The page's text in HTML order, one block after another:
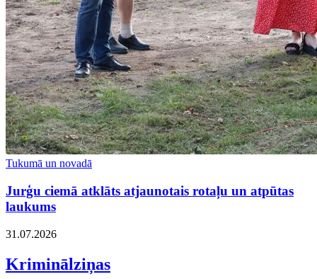
Tukumā un novadā
Jurģu ciemā atklāts atjaunotais rotaļu un atpūtas
laukums
31.07.2026
Kriminālziņas